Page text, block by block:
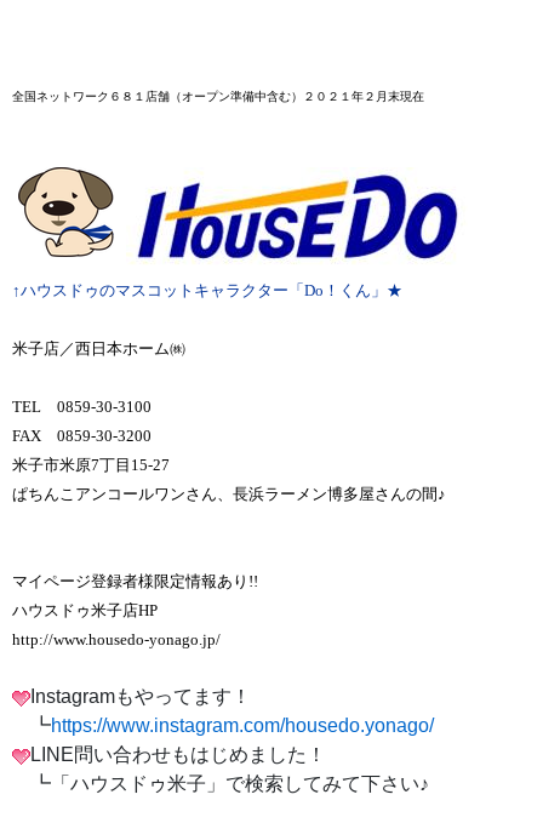
全国ネットワーク６８１店舗 （オープン準備中含む）２０２１年２月末現在
↑ハウスドゥのマスコットキャラクター「Do！くん」★
米子店／西日本ホーム㈱
TEL 0859-30-3100
FAX 0859-30-3200
米子市米原7丁目15-27
ぱちんこアンコールワンさん、長浜ラーメン博多屋さんの間♪
マイページ登録者様限定情報あり!!
ハウスドゥ米子店HP
http://www.housedo-yonago.jp/
Instagramもやってます！
┗https://www.instagram.com/housedo.yonago/
LINE問い合わせもはじめました！
┗「ハウスドゥ米子」で検索してみて下さい♪